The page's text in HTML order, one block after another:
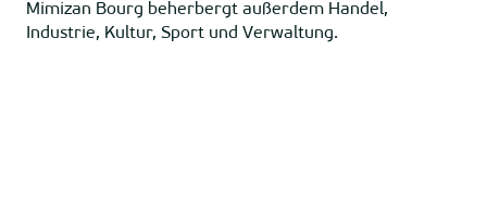
Mimizan Bourg beherbergt außerdem Handel,
Industrie, Kultur, Sport und Verwaltung.